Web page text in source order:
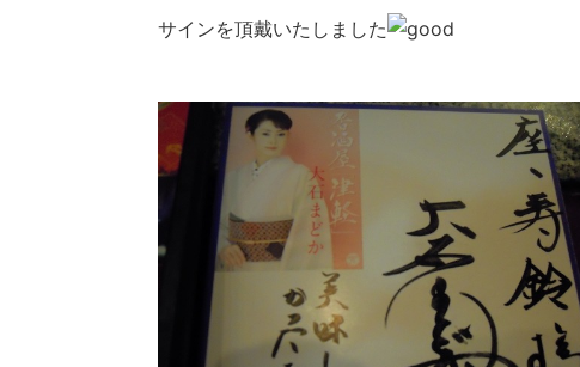
サインを頂戴いたしました